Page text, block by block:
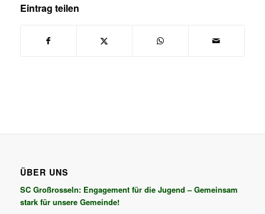
Eintrag teilen
ÜBER UNS
SC Großrosseln: Engagement für die Jugend – Gemeinsam
stark für unsere Gemeinde!